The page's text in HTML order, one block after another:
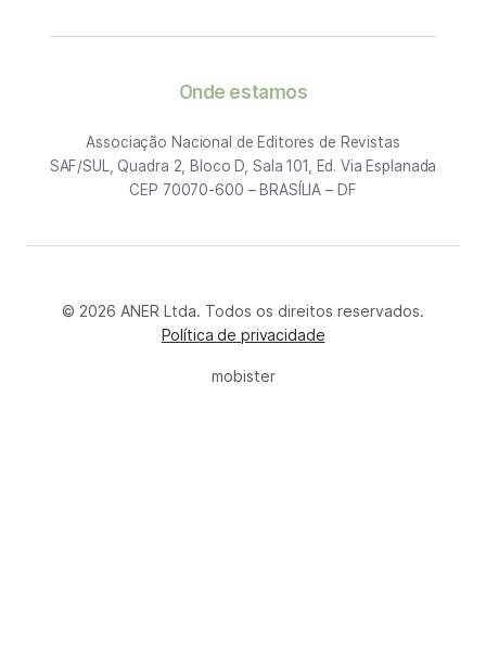
Onde estamos
Associação Nacional de Editores de Revistas
SAF/SUL, Quadra 2, Bloco D, Sala 101, Ed. Via Esplanada
CEP 70070-600 – BRASÍLIA – DF
© 2026 ANER Ltda. Todos os direitos reservados.
Política de privacidade
mobister